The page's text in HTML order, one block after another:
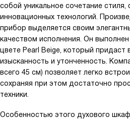
собой уникальное сочетание стиля,
инновационных технологий.
прибор выделяется своим
качеством исполнения. Он
цвете Pearl Beige, который придаст
изысканность и утонченность.
всего 45 см) позволяет легко
сохраняя при этом достаточно
техники.
Особенностью этого духового